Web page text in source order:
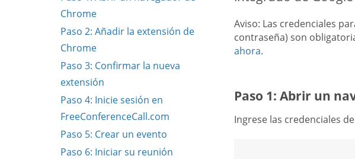
Chrome
Paso 2: Añadir la extensión de
Chrome
Paso 3: Confirmar la nueva
extensión
Paso 4: Inicie sesión en
FreeConferenceCall.com
Paso 5: Crear un evento
Paso 6: Iniciar su reunión
Aviso: Las credenciales
contraseña) son
ahora.
Paso 1: Abrir un
Ingrese las credenciales